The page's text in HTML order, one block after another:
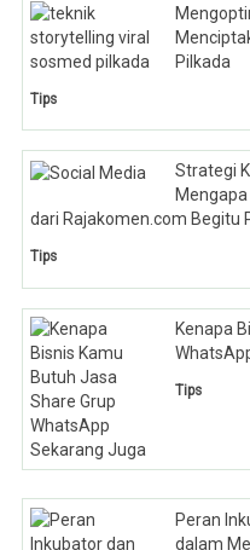
Pilkada
Tips
Strategi
dari Rajakomen.com Begitu
Tips
Kenapa
Tips
Peran
dalam